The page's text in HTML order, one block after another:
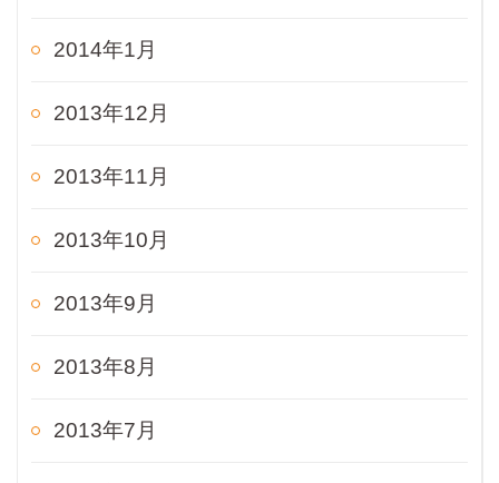
2014年1月
2013年12月
2013年11月
2013年10月
2013年9月
2013年8月
2013年7月